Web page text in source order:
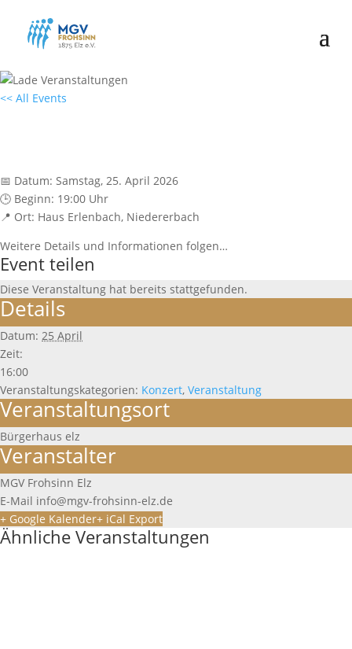
<< All Events
📅 Datum: Samstag, 25. April 2026
🕒 Beginn: 19:00 Uhr
📍 Ort: Haus Erlenbach, Niedererbach
Weitere Details und Informationen folgen…
Event teilen
Diese Veranstaltung hat bereits stattgefunden.
Details
Datum: 25 April
Zeit:
16:00
Veranstaltungskategorien: Konzert, Veranstaltung
Veranstaltungsort
Bürgerhaus elz
Veranstalter
MGV Frohsinn Elz
E-Mail info@mgv-frohsinn-elz.de
+ Google Kalender+ iCal Export
Ähnliche Veranstaltungen